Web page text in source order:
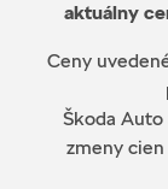
aktuálny
Ceny
Škoda Auto
zmeny